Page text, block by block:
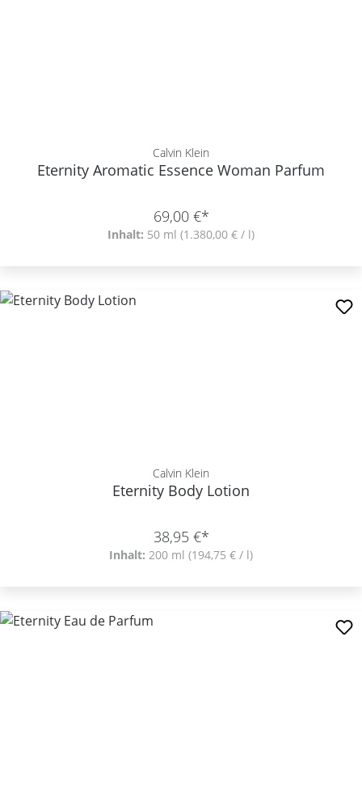
Calvin Klein
Eternity Aromatic Essence Woman Parfum
69,00 €*
Inhalt: 50 ml (1.380,00 € / l)
Calvin Klein
Eternity Body Lotion
38,95 €*
Inhalt: 200 ml (194,75 € / l)